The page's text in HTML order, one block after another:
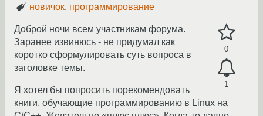
новичок, программирование
0
1
Доброй ночи всем участникам форума.
Заранее извинюсь - не придумал как
коротко сформулировать суть вопроса в
заголовке темы.
Я хотел бы попросить порекомендовать
книги, обучающие программированию в Linux на